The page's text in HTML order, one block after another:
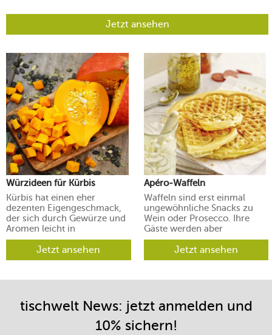
Jetzt ansehen
Würzideen für Kürbis
Kürbis hat einen eher
dezenten Eigengeschmack,
der sich durch Gewürze und
Aromen leicht in
verschiedene Richtungen
lenken lässt.Jetzt ansehen
Apéro-Waffeln
Waffeln sind erst einmal
ungewöhnliche Snacks zu
Wein oder Prosecco. Ihre
Gäste werden aber
begeistert sein.
Jetzt ansehen
tischwelt News: jetzt anmelden und
10% sichern!